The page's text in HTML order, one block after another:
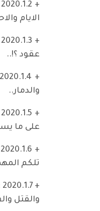
الايام
عقود ؟!..
والدمار..
على ما
تلكم
والقتل